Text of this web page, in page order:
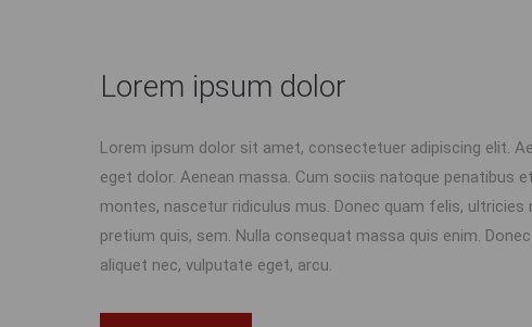
Lorem ipsum dolor
Lorem ipsum dolor sit amet, consectetuer adipiscing elit.
eget dolor. Aenean massa. Cum sociis natoque penatibus
montes, nascetur ridiculus mus. Donec quam felis, ultricies
pretium quis, sem. Nulla consequat massa quis enim.
aliquet nec, vulputate eget, arcu.